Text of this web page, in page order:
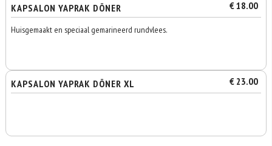
KAPSALON YAPRAK DÖNER € 18.00
Huisgemaakt en speciaal gemarineerd rundvlees.
KAPSALON YAPRAK DÖNER XL € 23.00